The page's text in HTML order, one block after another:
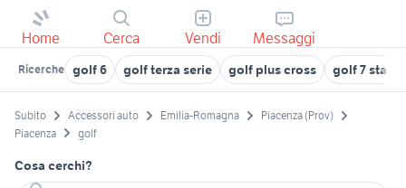
Home Cerca Vendi Messaggi
Ricerche golf 6 golf terza serie golf plus cross golf 7
Subito Accessori auto Emilia-Romagna
Piacenza (Prov)
Piacenza
golf
Cosa cerchi?